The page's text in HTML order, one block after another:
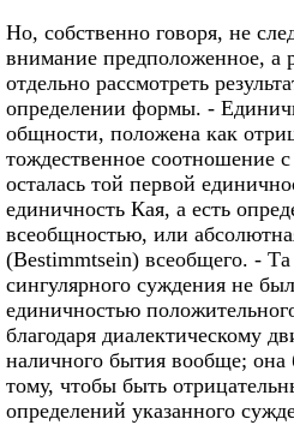
Но, собственно говоря, не
внимание предположенное, а
отдельно рассмотреть
определении формы. -
общности, положена как
тождественное соотношение
осталась той первой
единичность Кая, а есть
всеобщностью, или
(Bestimmtsein) всеобщего. -
сингулярного суждения не
единичностью
благодаря диалектическому
наличного бытия вообще; она
тому, чтобы быть
определений указанного